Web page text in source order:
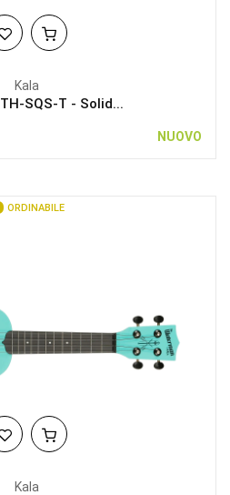
Kala
SQS-T - Solid...
NUOVO
ORDINABILE
Kala